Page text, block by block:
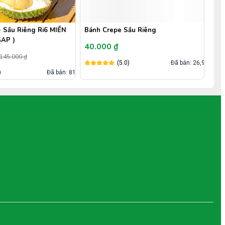
Riêng Ri6 MIỀN
)
145.000 ₫
Đã bán: 818
Bánh Crepe Sầu Riêng
40.000 ₫
(5.0) Đã bán: 26,9k